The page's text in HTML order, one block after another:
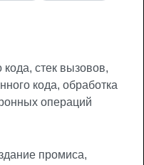
стек вызовов,
кода, обработка
операций
промиса,